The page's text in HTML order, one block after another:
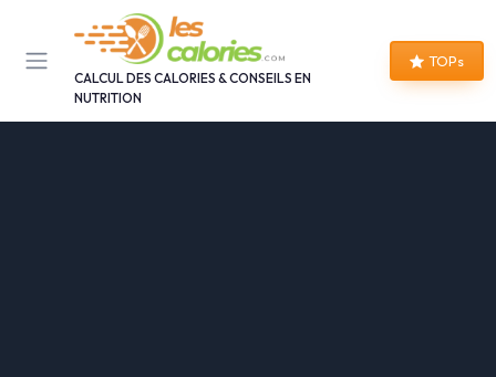
CALCUL DES CALORIES & CONSEILS EN
NUTRITION
TOPs
Panneau de gestion des cookies